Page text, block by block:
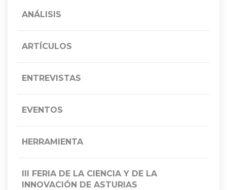
ANÁLISIS
ARTÍCULOS
ENTREVISTAS
EVENTOS
HERRAMIENTA
III FERIA DE LA CIENCIA Y DE LA
INNOVACIÓN DE ASTURIAS